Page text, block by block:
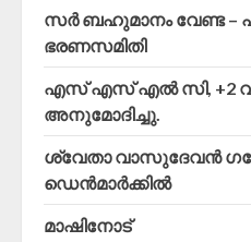
സർ ബഹുമാനം വേണ്ട
ഭരണസമിതി
എസ് എസ് എൽ സി, +2
അനുമോദിച്ചു.
ശ്വേതാ വാസുദേവൻ
ഡെൻമാർക്കിൽ
മാഷിനോട്